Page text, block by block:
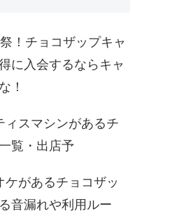
！チョコザップキャ
に入会するならキャ
！
ィスマシンがあるチ
覧・出店予
ケがあるチョコザッ
音漏れや利用ルー